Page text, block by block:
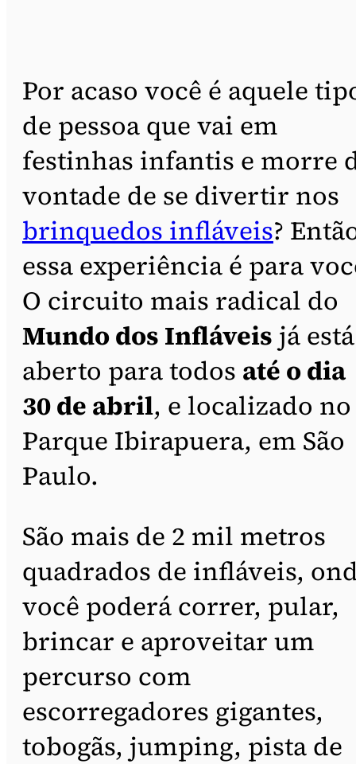
Por acaso você é aquele
de pessoa que vai em
festinhas infantis e morre
vontade de se divertir nos
brinquedos infláveis?
essa experiência é para
O circuito mais radical do
Mundo dos Infláveis já está
aberto para todos até o dia
30 de abril, e localizado no
Parque Ibirapuera, em São
Paulo.
São mais de 2 mil metros
quadrados de infláveis,
você poderá correr, pular,
brincar e aproveitar um
percurso com
escorregadores gigantes,
tobogãs, jumping, pista de